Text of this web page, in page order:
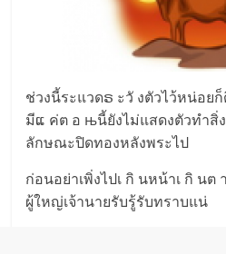
ช่วงนี้ระแวดຣ ะวั งตัวไว้หน่อย
มีແ ค่ต อ њนี้ยังไม่แสดงตัวทำสิ่ง
ลักษณะปิดทองหลังพระไป
ก่อนอย่าเพิ่งไปเ กิ นหน้าเ กิ น
ผู้ใหญ่เจ้านายรับรู้รับทราบแน่